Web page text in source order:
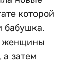
которой
бабушка.
женщины
а затем